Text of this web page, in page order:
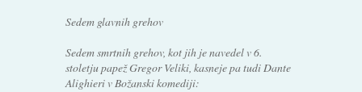
Sedem glavnih grehov
Sedem smrtnih grehov, kot jih je navedel v 6.
stoletju papež Gregor Veliki, kasneje pa tudi Dante
Alighieri v Božanski komediji: